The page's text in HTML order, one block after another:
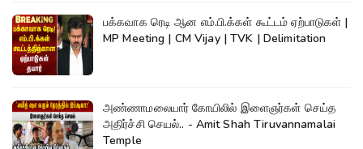
பக்கவாக ரெடி ஆன எம்.பி.க்கள் கூட்டம் ஏற்பாடுகள் |
MP Meeting | CM Vijay | TVK | Delimitation
அண்ணாமலையார் கோயிலில் இளைஞர்கள் செய்த
அதிர்ச்சி செயல்.. - Amit Shah Tiruvannamalai
Temple